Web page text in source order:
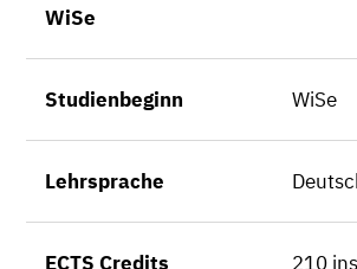
WiSe
Studienbeginn WiSe
Lehrsprache
ECTS Credits 210